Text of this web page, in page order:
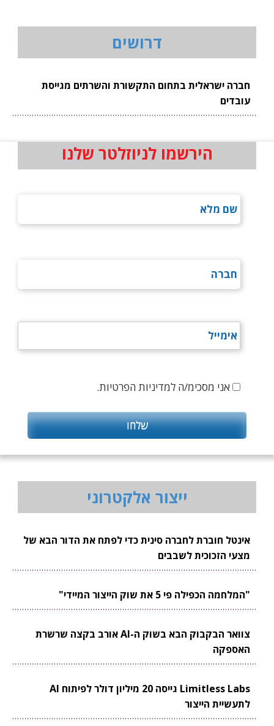
דרושים
חברה ישראלית בתחום התקשורת והשרתים מגייסת
עובדים
הירשמו לניוזלטר שלנו
אני מסכימ/ה למדיניות הפרטיות.
ייצור אלקטרוני
אינטל חוברת לחברה סינית כדי לפתח את הדור הבא של
מצעי הזכוכית לשבבים
"המלחמה הכפילה פי 5 את שוק הייצור המיידי"
צוואר הבקבוק הבא בשוק ה-AI אורב בקצה שרשרת
האספקה
Limitless Labs גייסה 20 מיליון דולר לפיתוח AI
לתעשיית הייצור